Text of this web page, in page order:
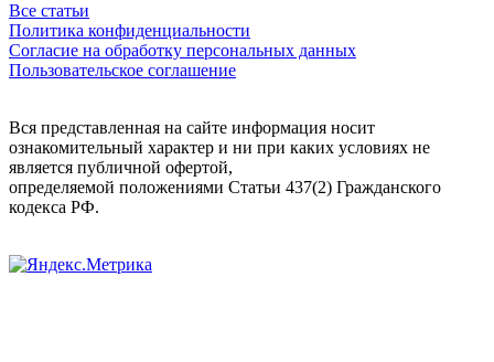
Все статьи
Политика конфиденциальности
Согласие на обработку персональных данных
Пользовательское соглашение
Вся представленная на сайте информация носит
ознакомительный характер и ни при каких условиях не
является публичной офертой,
определяемой положениями Статьи 437(2) Гражданского
кодекса РФ.